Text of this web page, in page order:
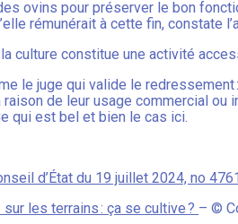
ovins pour préserver le bon
rémunérait à cette fin, constate
culture constitue une activité
le juge qui valide le
de leur usage commercial
qui est bel et bien le cas ici.
d’État du 19 juillet 2024, no
les terrains : ça se cultive ? – ©